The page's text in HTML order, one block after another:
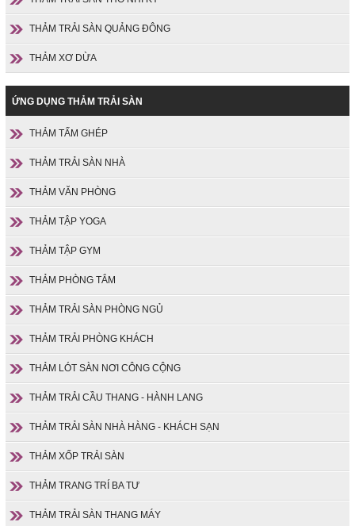
THẢM TRẢI SÀN QUẢNG ĐÔNG
THẢM XƠ DỪA
ỨNG DỤNG THẢM TRẢI SÀN
THẢM TẤM GHÉP
THẢM TRẢI SÀN NHÀ
THẢM VĂN PHÒNG
THẢM TẬP YOGA
THẢM TẬP GYM
THẢM PHÒNG TẮM
THẢM TRẢI SÀN PHÒNG NGỦ
THẢM TRẢI PHÒNG KHÁCH
THẢM LÓT SÀN NƠI CÔNG CỘNG
THẢM TRẢI CẦU THANG - HÀNH LANG
THẢM TRẢI SÀN NHÀ HÀNG - KHÁCH SẠN
THẢM XỐP TRẢI SÀN
THẢM TRANG TRÍ BA TƯ
THẢM TRẢI SÀN THANG MÁY